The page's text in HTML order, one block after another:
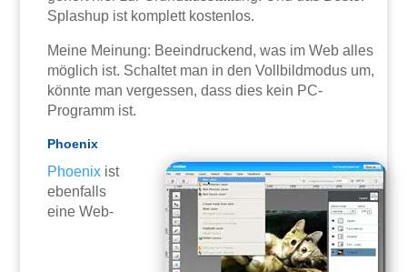
Splashup ist komplett kostenlos.
Meine Meinung: Beeindruckend, was im Web alles
möglich ist. Schaltet man in den Vollbildmodus um,
könnte man vergessen, dass dies kein PC-
Programm ist.
Phoenix
Phoenix ist
ebenfalls
eine Web-